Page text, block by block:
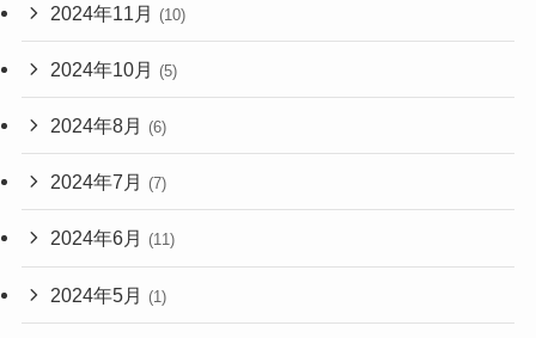
2024年11月 (10)
2024年10月 (5)
2024年8月 (6)
2024年7月 (7)
2024年6月 (11)
2024年5月 (1)